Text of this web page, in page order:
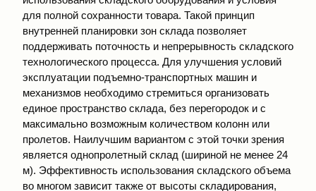
для полной сохранности товара. Такой принцип
внутренней планировки зон склада позволяет
поддерживать поточность и непрерывность складского
технологического процесса. Для улучшения условий
эксплуатации подъемно-транспортных машин и
механизмов необходимо стремиться организовать
единое пространство склада, без перегородок и с
максимально возможным количеством колонн или
пролетов. Наилучшим вариантом с этой точки зрения
является однопролетный склад (шириной не менее 24
м). Эффективность использования складского объема
во многом зависит также от высоты складирования,